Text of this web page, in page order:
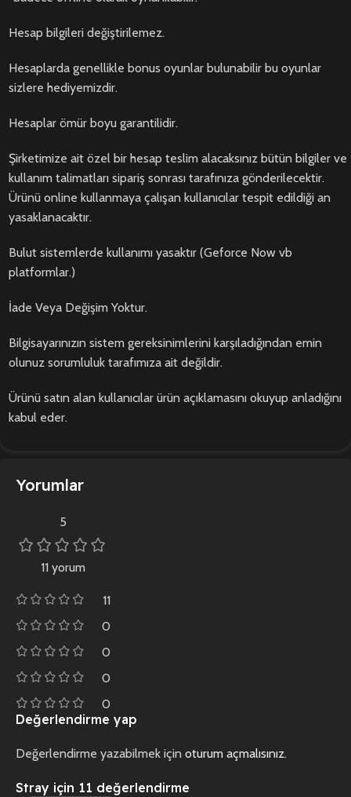
Hesap bilgileri değiştirilemez.
Hesaplarda genellikle bonus oyunlar bulunabilir bu oyunlar
sizlere hediyemizdir.
Hesaplar ömür boyu garantilidir.
Şirketimize ait özel bir hesap teslim alacaksınız bütün bilgiler ve
kullanım talimatları sipariş sonrası tarafınıza gönderilecektir.
Ürünü online kullanmaya çalışan kullanıcılar tespit edildiği an
yasaklanacaktır.
Bulut sistemlerde kullanımı yasaktır (Geforce Now vb
platformlar.)
İade Veya Değişim Yoktur.
Bilgisayarınızın sistem gereksinimlerini karşıladığından emin
olunuz sorumluluk tarafımıza ait değildir.
Ürünü satın alan kullanıcılar ürün açıklamasını okuyup anladığını
kabul eder.
Yorumlar
5
11 yorum
11
0
0
0
0
Stray için 11 değerlendirme
Değerlendirme yap
Değerlendirme yazabilmek için oturum açmalısınız.